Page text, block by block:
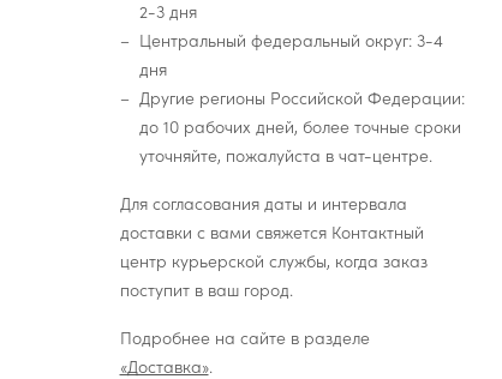
2-3 дня
Центральный федеральный округ: 3-4
дня
Другие регионы Российской Федерации:
до 10 рабочих дней, более точные сроки
уточняйте, пожалуйста в чат-центре.
Для согласования даты и интервала
доставки с вами свяжется Контактный
центр курьерской службы, когда заказ
поступит в ваш город.
Подробнее на сайте в разделе
«Доставка».